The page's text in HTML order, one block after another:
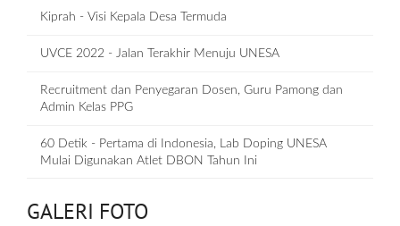
Kiprah - Visi Kepala Desa Termuda
UVCE 2022 - Jalan Terakhir Menuju UNESA
Recruitment dan Penyegaran Dosen, Guru Pamong dan
Admin Kelas PPG
60 Detik - Pertama di Indonesia, Lab Doping UNESA
Mulai Digunakan Atlet DBON Tahun Ini
GALERI FOTO